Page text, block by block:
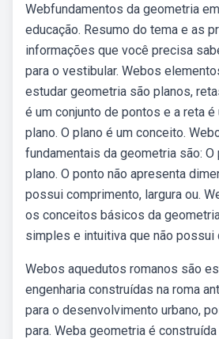
Webfundamentos da geometria
educação. Resumo do tema e as
informações que você precisa
para o vestibular. Webos
estudar geometria são planos,
é um conjunto de pontos e a reta
plano. O plano é um conceito.
fundamentais da geometria são: O
plano. O ponto não apresenta
possui comprimento, largura ou.
os conceitos básicos da
simples e intuitiva que não possui
Webos aquedutos romanos são
engenharia construídas na roma
para o desenvolvimento urbano,
para. Weba geometria é